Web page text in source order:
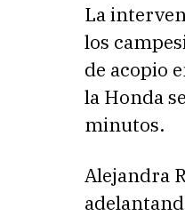
La
los
de acopio
la Honda
minutos.
Alejandra